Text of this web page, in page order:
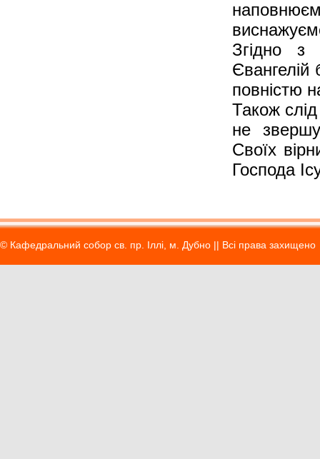
Згідно з
Євангелій
повністю
Також
не
Своїх
Господа
© Кафедральний собор св. пр. Іллі, м. Дубно || Вci права захищено